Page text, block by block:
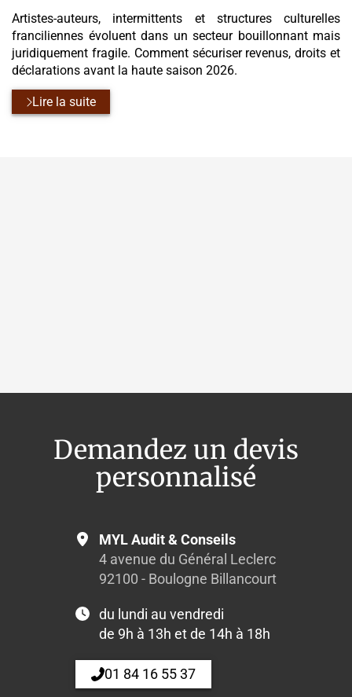
Artistes-auteurs, intermittents et structures culturelles
franciliennes évoluent dans un secteur bouillonnant mais
juridiquement fragile. Comment sécuriser revenus, droits et
déclarations avant la haute saison 2026.
Lire la suite
Demandez un devis
personnalisé
MYL Audit & Conseils
4 avenue du Général Leclerc
92100 - Boulogne Billancourt
du lundi au vendredi
de 9h à 13h et de 14h à 18h
01 84 16 55 37